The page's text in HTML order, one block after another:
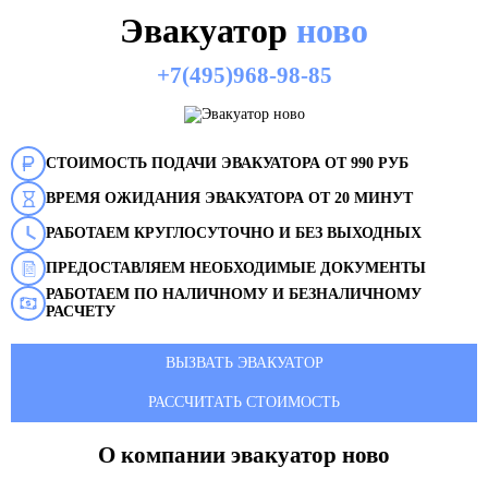
Эвакуатор ново
+7(495)968-98-85
СТОИМОСТЬ ПОДАЧИ ЭВАКУАТОРА ОТ 990 РУБ
ВРЕМЯ ОЖИДАНИЯ ЭВАКУАТОРА ОТ 20 МИНУТ
РАБОТАЕМ КРУГЛОСУТОЧНО И БЕЗ ВЫХОДНЫХ
ПРЕДОСТАВЛЯЕМ НЕОБХОДИМЫЕ ДОКУМЕНТЫ
РАБОТАЕМ ПО НАЛИЧНОМУ И БЕЗНАЛИЧНОМУ
РАСЧЕТУ
ВЫЗВАТЬ ЭВАКУАТОР
РАССЧИТАТЬ СТОИМОСТЬ
О компании эвакуатор ново